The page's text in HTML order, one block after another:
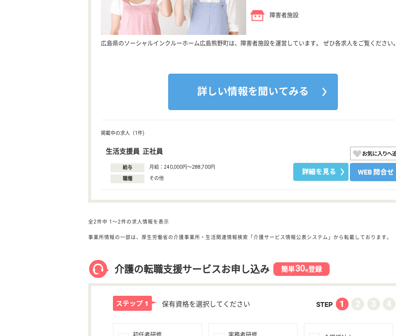
障害者施設
広島県のソーシャルインクルーホーム広島熊野町は、障害者施設を運営しています。 ぜひ各求人をご覧ください。
掲載中の求人（1件)
生活支援員 正社員
給与 月給：240,000円〜288,700円
職種 その他
全2件中 1〜2件の求人情報を表示
事業所情報の一部は、厚生労働省の介護事業所・生活関連情報検索「介護サービス情報公表システム」から転載しております。
介護の転職支援サービスお申し込み 簡単30秒登録
保有資格を選択してください